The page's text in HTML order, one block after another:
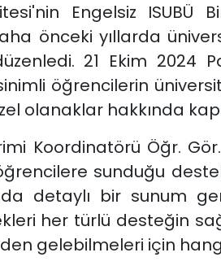
Engelsiz ISUBÜ
önceki yıllarda
21 Ekim 2024
öğrencilerin
olanaklar hakkında
Koordinatörü Öğr.
öğrencilere sunduğu
detaylı bir sunum
her türlü desteğin
gelebilmeleri için